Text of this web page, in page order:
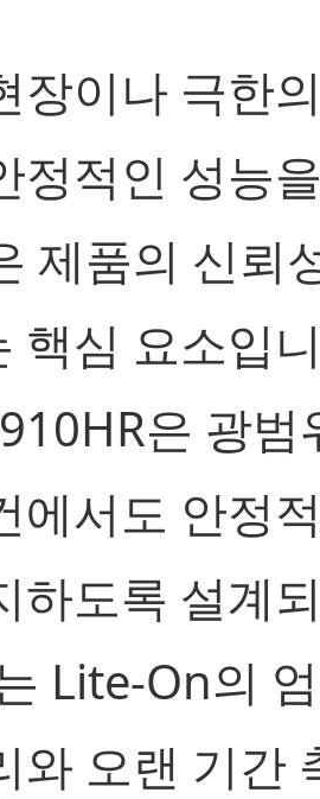
장이나 극한
정적인 성능
제품의 신뢰
핵심 요소입
은 광범
에서도 안정
하도록 설계
Lite-On의
와 오랜 기간